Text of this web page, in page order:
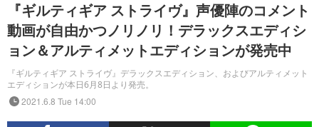
『ギルティギア ストライヴ』声優陣のコメント
動画が自由かつノリノリ！デラックスエディシ
ョン＆アルティメットエディションが発売中
『ギルティギア ストライヴ』デラックスエディション、およびアルティメット
エディションが本日6月8日より発売。
2021.6.8 Tue 14:00